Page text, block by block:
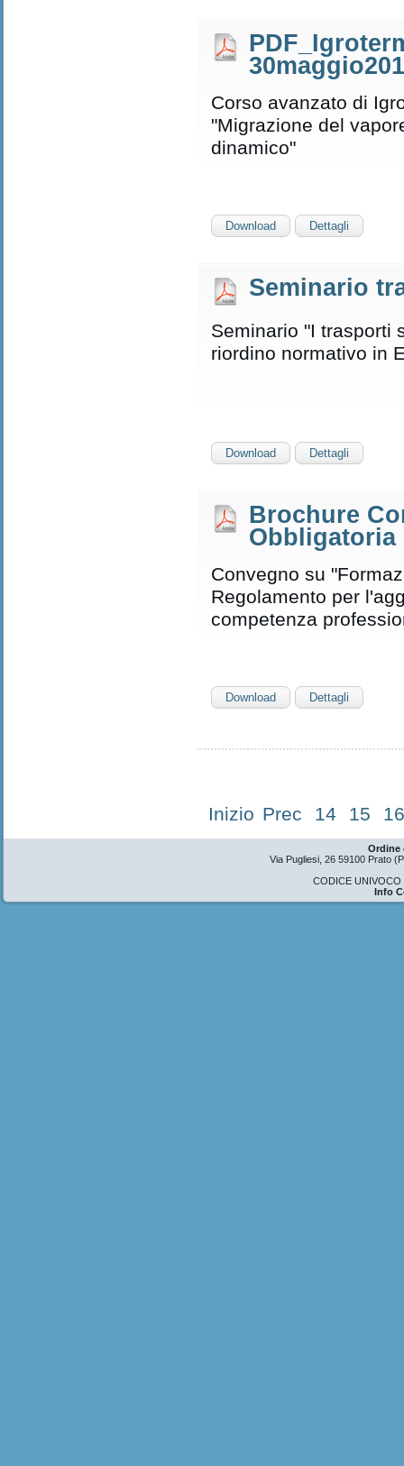
Corso avanzato di
"Migrazione del
dinamico"
Download Dettagli
Seminario
Seminario "I trasporti
riordino normativo in
Download Dettagli
Brochure
Obbligatoria
Convegno su
Regolamento per
competenza
Download Dettagli
Inizio Prec 14 15 16
Ordine
Via Pugliesi, 26 59100 Prato
CODICE
Info